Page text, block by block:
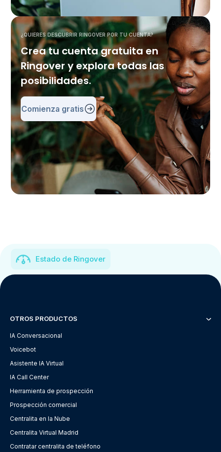
¿QUIERES DESCUBRIR RINGOVER POR TU CUENTA?
Crea tu cuenta gratuita en
Ringover y explora todas las
posibilidades.
Comienza gratis
Estado de Ringover
OTROS PRODUCTOS
IA Conversacional
Voicebot
Asistente IA Virtual
IA Call Center
Herramienta de prospección
Prospección comercial
Centralita en la Nube
Centralita Virtual Madrid
Contratar centralita de teléfono